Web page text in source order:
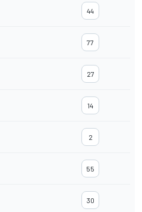
44
77
27
14
2
55
30